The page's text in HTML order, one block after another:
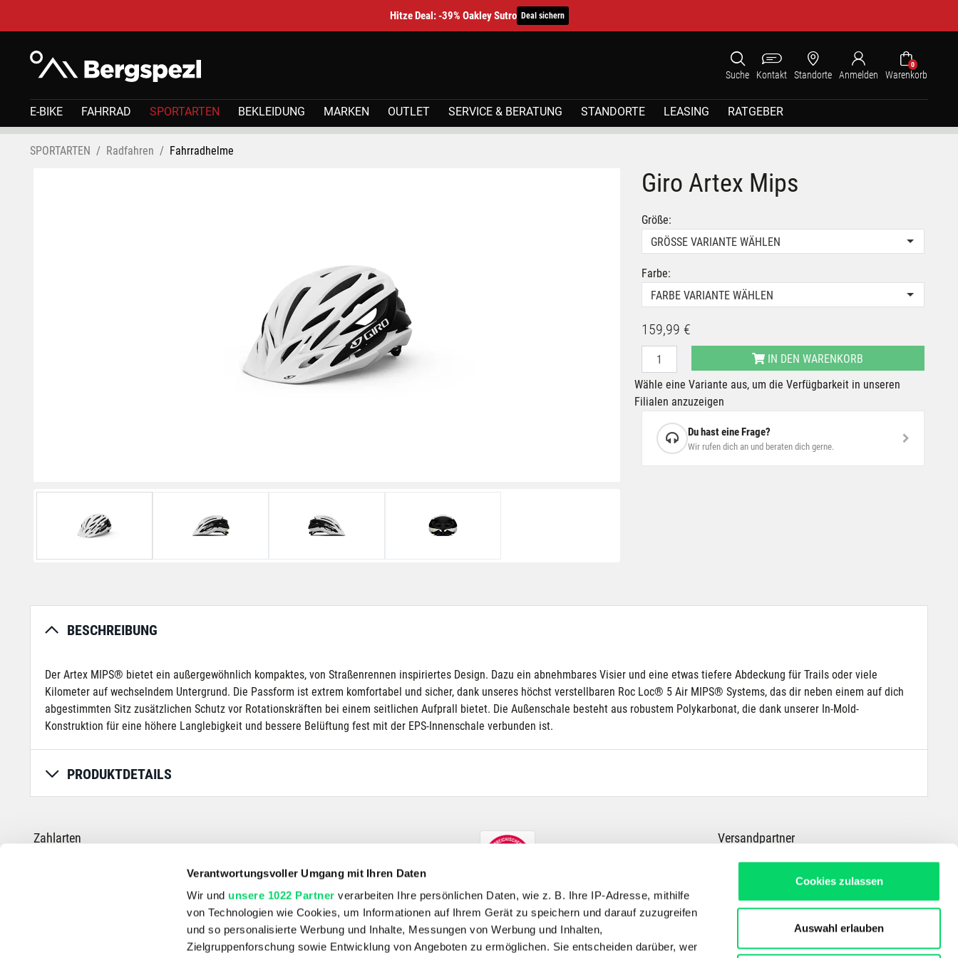
Verantwortungsvoller Umgang mit Ihren Daten
Wir und unsere 1022 Partner verarbeiten Ihre persönlichen Daten, wie z. B. Ihre IP-Adresse, mithilfe
von Technologien wie Cookies, um Informationen auf Ihrem Gerät zu speichern und darauf zuzugreifen
und so personalisierte Werbung und Inhalte, Messungen von Werbung und Inhalten,
Zielgruppenforschung sowie Entwicklung von Angeboten zu ermöglichen. Sie entscheiden darüber, wer
Cookies zulassen
Auswahl erlauben
Hitze Deal: -39% Oakley Sutro Deal sichern
Suche Kontakt Standorte Anmelden
0
Warenkorb
E-BIKE FAHRRAD SPORTARTEN BEKLEIDUNG MARKEN OUTLET SERVICE & BERATUNG STANDORTE LEASING RATGEBER
SPORTARTEN Radfahren Fahrradhelme
Giro Artex Mips
Größe:
GRÖSSE VARIANTE WÄHLEN
Farbe:
FARBE VARIANTE WÄHLEN
159,99 €
IN DEN WARENKORB
Wähle eine Variante aus, um die Verfügbarkeit in unseren
Filialen anzuzeigen
Du hast eine Frage?
Wir rufen dich an und beraten dich gerne.
BESCHREIBUNG
Der Artex MIPS® bietet ein außergewöhnlich kompaktes, von Straßenrennen inspiriertes Design. Dazu ein abnehmbares Visier und eine etwas tiefere Abdeckung für Trails oder viele
Kilometer auf wechselndem Untergrund. Die Passform ist extrem komfortabel und sicher, dank unseres höchst verstellbaren Roc Loc® 5 Air MIPS® Systems, das dir neben einem auf dich
abgestimmten Sitz zusätzlichen Schutz vor Rotationskräften bei einem seitlichen Aufprall bietet. Die Außenschale besteht aus robustem Polykarbonat, die dank unserer In-Mold-
Konstruktion für eine höhere Langlebigkeit und bessere Belüftung fest mit der EPS-Innenschale verbunden ist.
PRODUKTDETAILS
Zahlarten Versandpartner
*Die durchgestrichenen Preise entsprechen dem UVP des Herstellers.
SHOP